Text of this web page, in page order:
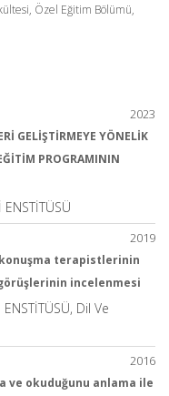
Özel Eğitim Bölümü,
2023
GELİŞTİRMEYE YÖNELİK
PROGRAMININ
2019
konuşma terapistlerinin
incelenmesi
Dil Ve
2016
ve okuduğunu anlama ile